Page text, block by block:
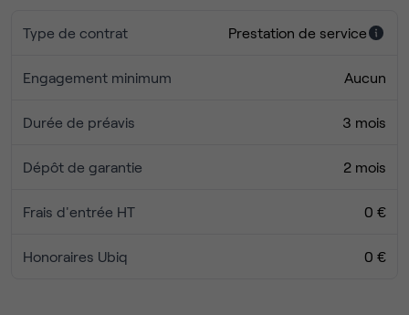
Type de contrat Prestation de service
Engagement minimum Aucun
Durée de préavis 3 mois
Dépôt de garantie 2 mois
Frais d'entrée HT 0 €
Honoraires Ubiq 0 €